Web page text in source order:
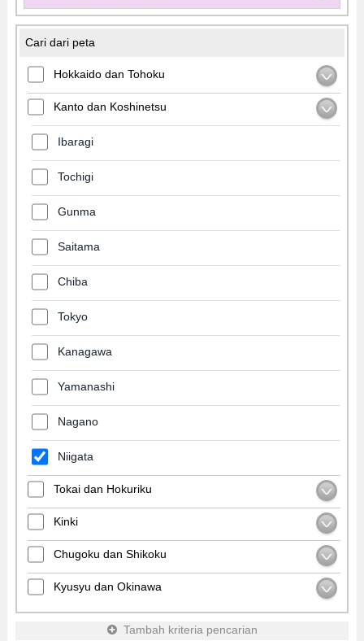
Cari dari peta
Hokkaido dan Tohoku
Kanto dan Koshinetsu
Ibaragi
Tochigi
Gunma
Saitama
Chiba
Tokyo
Kanagawa
Yamanashi
Nagano
Niigata
Tokai dan Hokuriku
Kinki
Chugoku dan Shikoku
Kyusyu dan Okinawa
Tambah kriteria pencarian